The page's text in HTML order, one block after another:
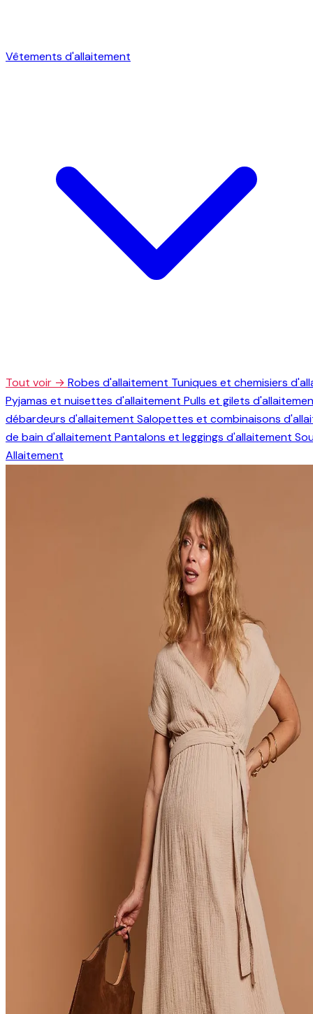
Vêtements d'allaitement
Tout voir → Robes d'allaitement Tuniques et chemisiers
Pyjamas et nuisettes d'allaitement Pulls et gilets
débardeurs d'allaitement Salopettes et combinaisons
de bain d'allaitement Pantalons et leggings d'allaitement
Allaitement